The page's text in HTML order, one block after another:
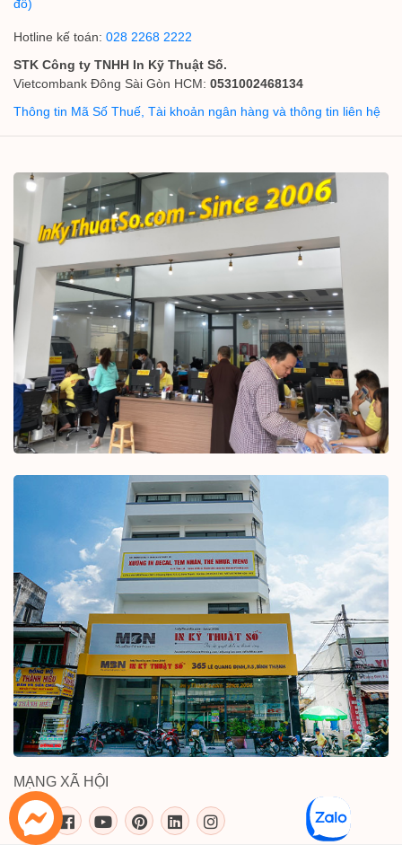
đồ)
Hotline kế toán: 028 2268 2222
STK Công ty TNHH In Kỹ Thuật Số.
Vietcombank Đông Sài Gòn HCM: 0531002468134
Thông tin Mã Số Thuế, Tài khoản ngân hàng và thông tin liên hệ
MẠNG XÃ HỘI
inkythuatso.com trên các mạng xã